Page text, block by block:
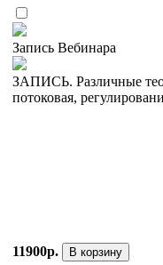
Запись Вебинара
ЗАПИСЬ. Различные
потоковая,
11900р. В корзину